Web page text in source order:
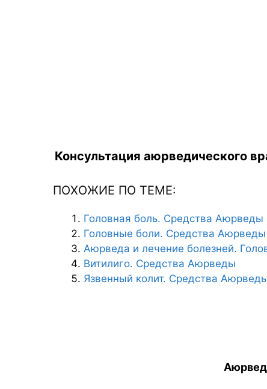
Консультация аюрведического
ПОХОЖИЕ ПО ТЕМЕ:
Головная боль. Средства Аюрведы
Головные боли. Средства Аюрведы
Аюрведа и лечение болезней.
Витилиго. Средства Аюрведы
Язвенный колит. Средства